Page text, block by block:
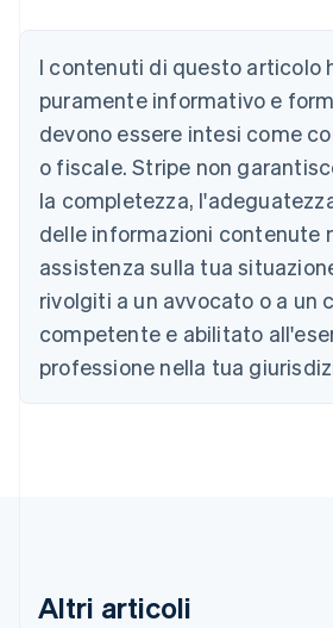
I contenuti di questo articolo
puramente informativo e
devono essere intesi come
o fiscale. Stripe non
la completezza,
delle informazioni contenute
assistenza sulla tua
rivolgiti a un avvocato o a un
competente e abilitato
professione nella tua
Altri articoli
English
Austria
Deutsch
Belgio
NederlandsFrançais DeutschEnglish
Brasile
Bulgaria
English
English